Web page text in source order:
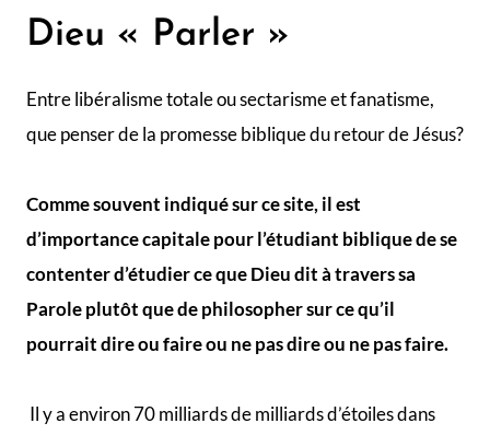
Dieu « Parler »
Entre libéralisme totale ou sectarisme et fanatisme,
que penser de la promesse biblique du retour de Jésus?
Comme souvent indiqué sur ce site, il est
d’importance capitale pour l’étudiant biblique de se
contenter d’étudier ce que Dieu dit à travers sa
Parole plutôt que de philosopher sur ce qu’il
pourrait dire ou faire ou ne pas dire ou ne pas faire.
Il y a environ 70 milliards de milliards d’étoiles dans